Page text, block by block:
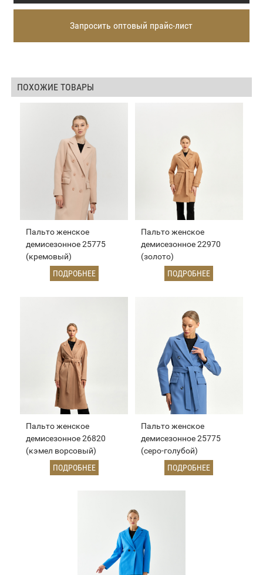
Запросить оптовый прайс-лист
ПОХОЖИЕ ТОВАРЫ
Пальто женское
демисезонное 25775
(кремовый)
ПОДРОБНЕЕ
Пальто женское
демисезонное 22970
(золото)
ПОДРОБНЕЕ
Пальто женское
демисезонное 26820
(кэмел ворсовый)
ПОДРОБНЕЕ
Пальто женское
демисезонное 25775
(серо-голубой)
ПОДРОБНЕЕ